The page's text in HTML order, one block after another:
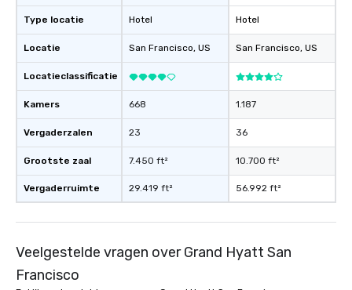
experience, we can
an evening helicopter
glittering lights of The
Memorable
experienced, and all
remember. Our one-
leave. Location, Location, Location
One of the best
restaurants are within
Type locatie
Locatie
Locatieclassificatie
Kamers
Vergaderzalen
Grootste zaal
Vergaderruimte
Hotel
San Francisco, US
668
23
7.450 ft²
29.419 ft²
Hotel
San Francisco, US
1.187
36
10.700 ft²
56.992 ft²
Veelgestelde vragen over Grand Hyatt San
Francisco